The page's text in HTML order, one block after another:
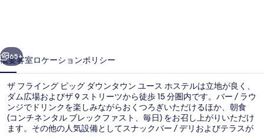
ッ
グ
ダ
ウ
ン
65+
概要客室ロケーションポリシー
ザ フライング ピッグ ダウンタウン ユース ホステルは立地が良く、
ダム広場およびザ 9 ストリーツから徒歩 15 分圏内です。バー / ラウ
ンジでドリンクを楽しみながらおくつろぎいただけるほか、朝食
(コンチネンタル ブレックファスト、毎日) をお召し上がりいただけ
ます。その他の人気設備としてスナックバー / デリおよびテラスが